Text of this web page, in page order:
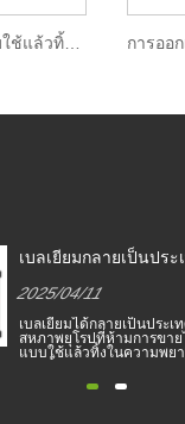
TPD Vape แบบใช้แล้วทิ้งพร้อมปลายหยดสี
กฎหมายบุหรี่อิเล็กทรอ
2025/04/11
บุหรี่อิเล็กทรอนิกส์ได้กลาย
ผลิตภัณฑ์ยอดนิยมที่ช่วยให้
การสูบบุหรี่หรือเลิกสูบบุหรี่
ของบุหรี่อิเล็กทรอนิกส์ตามป